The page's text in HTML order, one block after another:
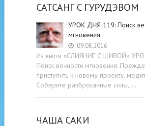
САТСАНГ C ГУРУДЭВОМ
УРОК ДНЯ 119: Поиск
мгновения.
09.08.2016
Из книги «СЛИЯНИЕ С ШИВОЙ»
Поиск вечности мгновения.
приступить к новому проекту,
Соберите разбросанные силы, …
ЧАША САКИ